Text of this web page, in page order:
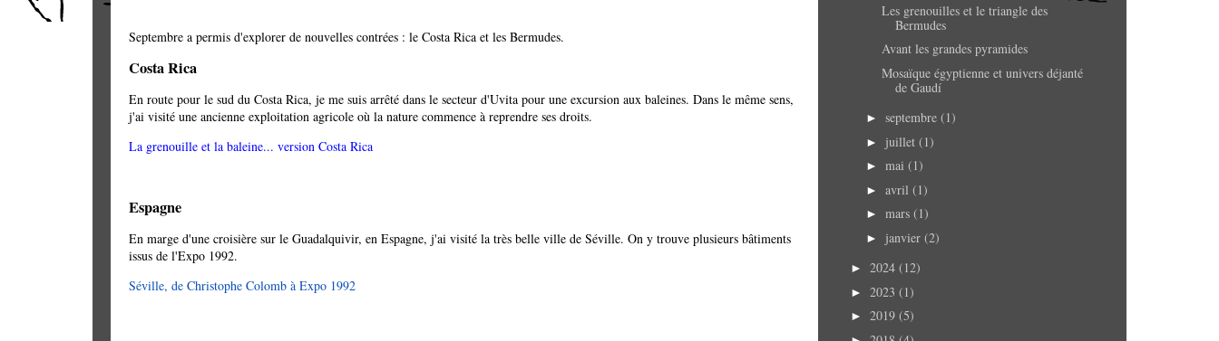
Septembre a permis d'explorer de nouvelles contrées : le Costa Rica et les Bermudes.
Costa Rica
En route pour le sud du Costa Rica, je me suis arrêté dans le secteur d'Uvita pour une excursion aux baleines. Dans le même sens,
j'ai visité une ancienne exploitation agricole où la nature commence à reprendre ses droits.
La grenouille et la baleine... version Costa Rica
Espagne
En marge d'une croisière sur le Guadalquivir, en Espagne, j'ai visité la très belle ville de Séville. On y trouve plusieurs bâtiments
issus de l'Expo 1992.
Séville, de Christophe Colomb à Expo 1992
Les grenouilles et le triangle des
Bermudes
Avant les grandes pyramides
Mosaïque égyptienne et univers déjanté
de Gaudí
► septembre (1)
► juillet (1)
► mai (1)
► avril (1)
► mars (1)
► janvier (2)
► 2024 (12)
► 2023 (1)
► 2019 (5)